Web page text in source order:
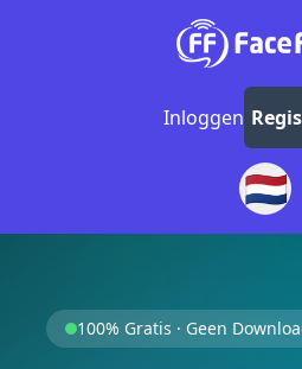
Inloggen
🇳🇱
100% Gratis · Geen